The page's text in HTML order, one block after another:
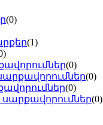
(0)
(1)
(0)
(0)
(0)
սարքավորումներ(0)